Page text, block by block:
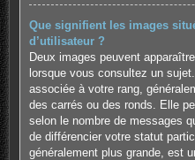
Que signifient les images
d’utilisateur ?
Deux images peuvent
lorsque vous consultez un
associée à votre rang,
des carrés ou des ronds. Elle
selon le nombre de messages
de différencier votre statut
généralement plus grande, est